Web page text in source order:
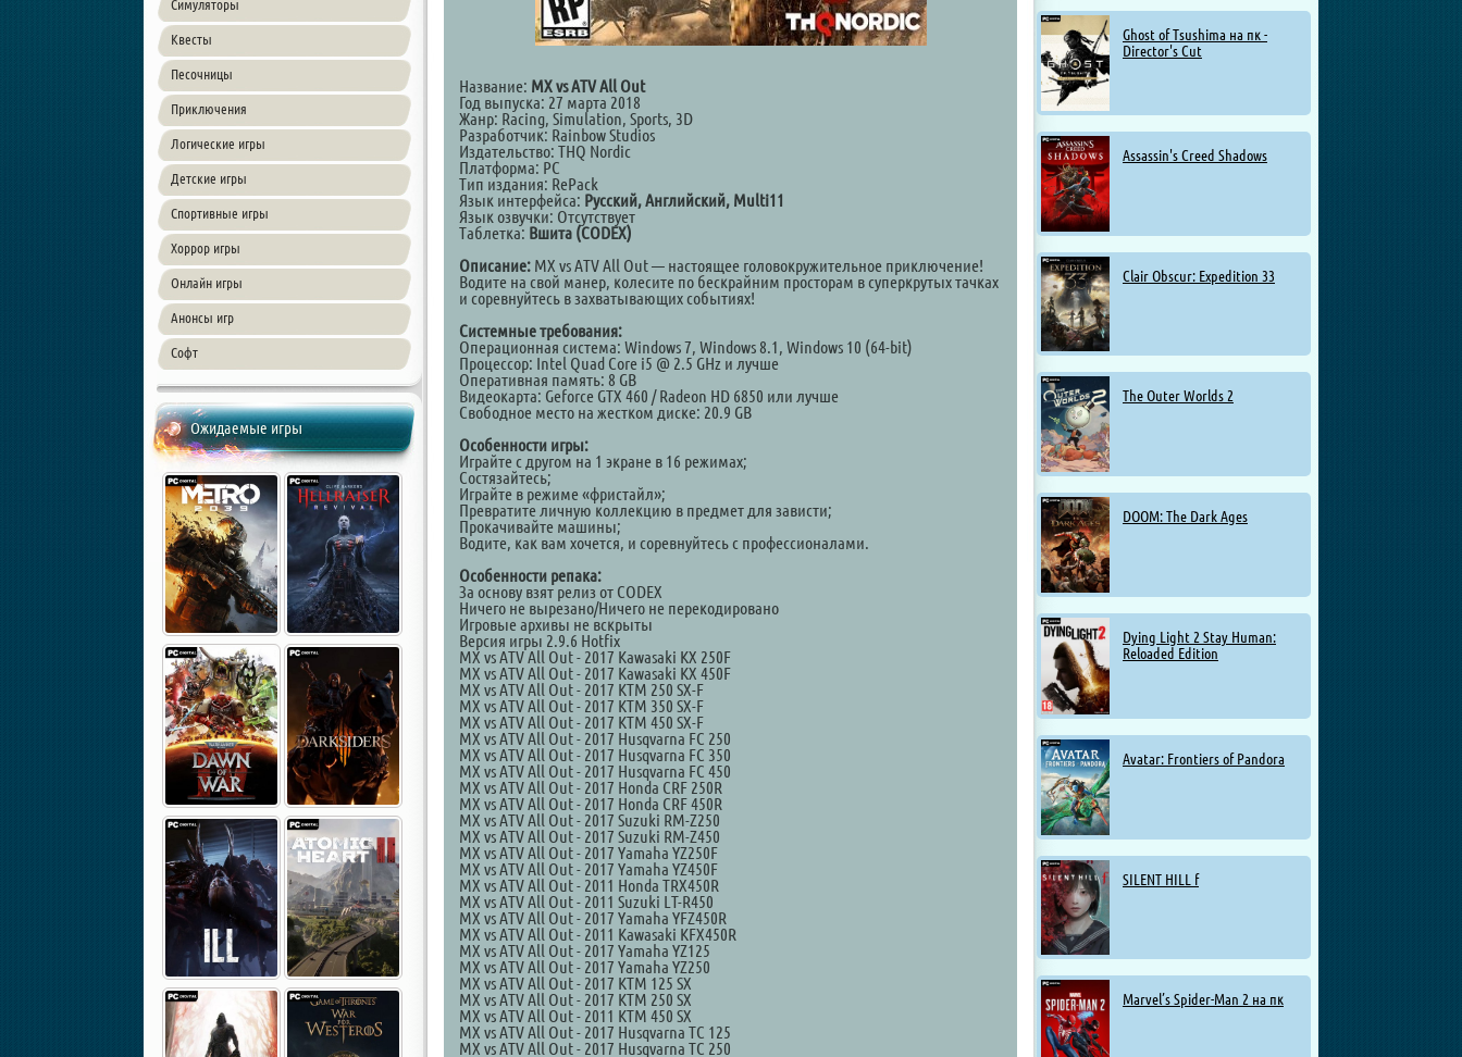
Симуляторы
Квесты
Песочницы
Приключения
Логические игры
Детские игры
Спортивные игры
Хоррор игры
Онлайн игры
Анонсы игр
Софт
Ожидаемые игры
Ghost of Tsushima на пк -
Director's Cut
Assassin's Creed Shadows
Clair Obscur: Expedition 33
The Outer Worlds 2
DOOM: The Dark Ages
Dying Light 2 Stay Human:
Reloaded Edition
Avatar: Frontiers of Pandora
SILENT HILL f
Marvel’s Spider-Man 2 на пк
Название: MX vs ATV All Out
Год выпуска: 27 марта 2018
Жанр: Racing, Simulation, Sports, 3D
Разработчик: Rainbow Studios
Издательство: THQ Nordic
Платформа: PC
Тип издания: RePack
Язык интерфейса: Русский, Английский, Multi11
Язык озвучки: Отсутствует
Таблетка: Вшита (CODEX)
Описание: MX vs ATV All Out — настоящее головокружительное приключение!
Водите на свой манер, колесите по бескрайним просторам в суперкрутых тачках
и соревнуйтесь в захватывающих событиях!
Системные требования:
Операционная система: Windows 7, Windows 8.1, Windows 10 (64-bit)
Процессор: Intel Quad Core i5 @ 2.5 GHz и лучше
Оперативная память: 8 GB
Видеокарта: Geforce GTX 460 / Radeon HD 6850 или лучше
Свободное место на жестком диске: 20.9 GB
Особенности игры:
Играйте с другом на 1 экране в 16 режимах;
Состязайтесь;
Играйте в режиме «фристайл»;
Превратите личную коллекцию в предмет для зависти;
Прокачивайте машины;
Водите, как вам хочется, и соревнуйтесь с профессионалами.
Особенности репака:
За основу взят релиз от CODEX
Ничего не вырезано/Ничего не перекодировано
Игровые архивы не вскрыты
Версия игры 2.9.6 Hotfix
MX vs ATV All Out - 2017 Kawasaki KX 250F
MX vs ATV All Out - 2017 Kawasaki KX 450F
MX vs ATV All Out - 2017 KTM 250 SX-F
MX vs ATV All Out - 2017 KTM 350 SX-F
MX vs ATV All Out - 2017 KTM 450 SX-F
MX vs ATV All Out - 2017 Husqvarna FC 250
MX vs ATV All Out - 2017 Husqvarna FC 350
MX vs ATV All Out - 2017 Husqvarna FC 450
MX vs ATV All Out - 2017 Honda CRF 250R
MX vs ATV All Out - 2017 Honda CRF 450R
MX vs ATV All Out - 2017 Suzuki RM-Z250
MX vs ATV All Out - 2017 Suzuki RM-Z450
MX vs ATV All Out - 2017 Yamaha YZ250F
MX vs ATV All Out - 2017 Yamaha YZ450F
MX vs ATV All Out - 2011 Honda TRX450R
MX vs ATV All Out - 2011 Suzuki LT-R450
MX vs ATV All Out - 2017 Yamaha YFZ450R
MX vs ATV All Out - 2011 Kawasaki KFX450R
MX vs ATV All Out - 2017 Yamaha YZ125
MX vs ATV All Out - 2017 Yamaha YZ250
MX vs ATV All Out - 2017 KTM 125 SX
MX vs ATV All Out - 2017 KTM 250 SX
MX vs ATV All Out - 2011 KTM 450 SX
MX vs ATV All Out - 2017 Husqvarna TC 125
MX vs ATV All Out - 2017 Husqvarna TC 250